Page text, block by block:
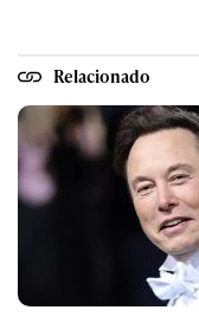
Relacionado